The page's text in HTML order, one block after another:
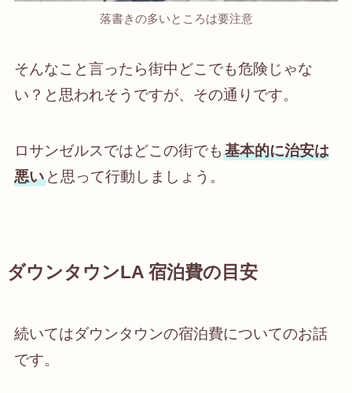
落書きの多いところは要注意
そんなこと言ったら街中どこでも危険じゃな
い？と思われそうですが、その通りです。
ロサンゼルスではどこの街でも 基本的に治安は
悪いと思って行動しましょう。
ダウンタウンLA 宿泊費の目安
続いてはダウンタウンの宿泊費についてのお話
です。